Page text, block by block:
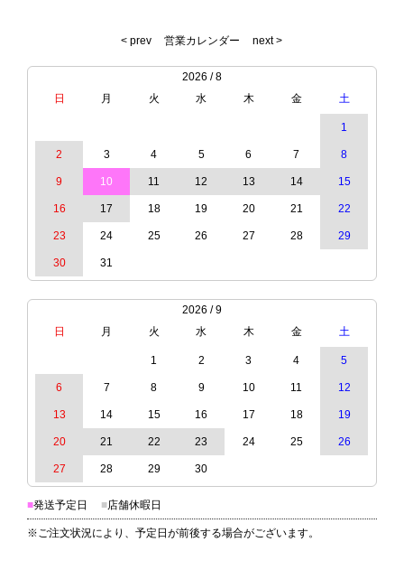
< prev 営業カレンダー next >
2026 / 8
日
月 火 水 木 金 土
1
2 3 4 5 6 7 8
9 10 11 12 13 14 15
16 17 18 19 20 21 22
23 24 25 26 27 28 29
30 31
2026 / 9
日
月 火 水 木 金 土
1 2 3 4 5
6 7 8 9 10 11 12
13 14 15 16 17 18 19
20 21 22 23 24 25 26
27 28 29 30
■発送予定日 ■店舗休暇日
※ご注文状況により、予定日が前後する場合がございます。